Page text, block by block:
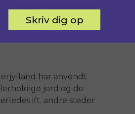
bevaringssager
respekt for vores
har anvendt
jord og de
ift. andre steder
Skriv dig op